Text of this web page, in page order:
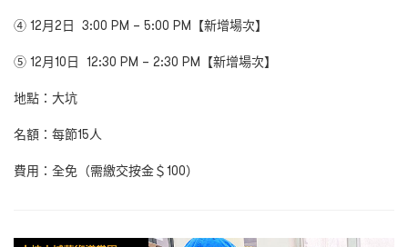
④ 12月2日 3:00 PM – 5:00 PM 【新增場次】
⑤ 12月10日 12:30 PM – 2:30 PM 【新增場次】
地點：大坑
名額：每節15人
費用：全免（需繳交按金＄100）